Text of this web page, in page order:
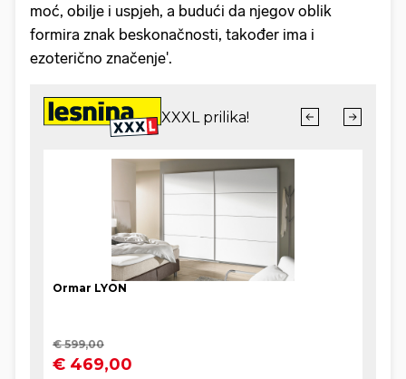
moć, obilje i uspjeh, a budući da njegov oblik
formira znak beskonačnosti, također ima i
ezoterično značenje'.